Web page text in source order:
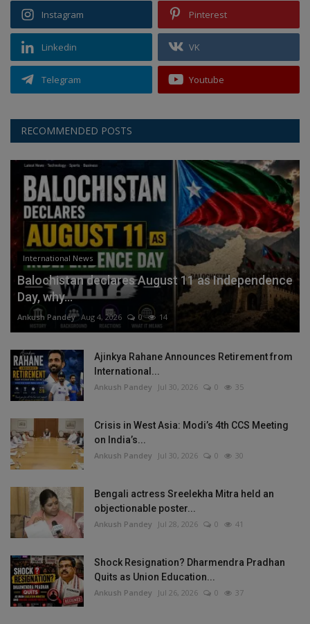
Instagram Pinterest
Linkedin VK
Telegram Youtube
RECOMMENDED POSTS
International News
Balochistan declares August 11 as Independence
Day, why...
Ankush Pandey Aug 4, 2026 0 14
Ajinkya Rahane Announces Retirement from
International...
Ankush Pandey Jul 30, 2026 0 35
Crisis in West Asia: Modi’s 4th CCS Meeting
on India’s...
Ankush Pandey Jul 30, 2026 0 30
Bengali actress Sreelekha Mitra held an
objectionable poster...
Ankush Pandey Jul 28, 2026 0 41
Shock Resignation? Dharmendra Pradhan
Quits as Union Education...
Ankush Pandey Jul 26, 2026 0 37